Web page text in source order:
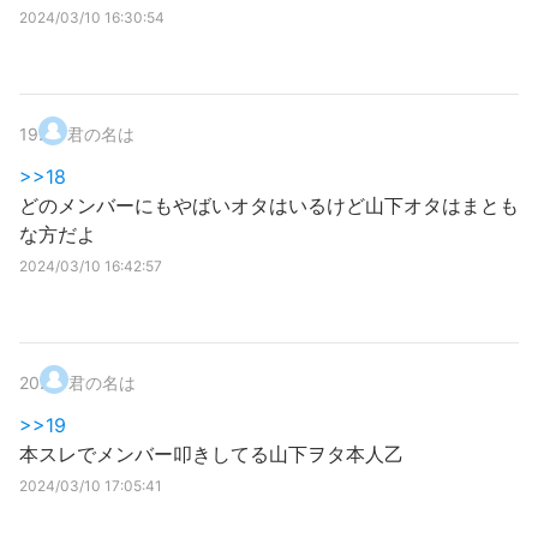
2024/03/10 16:30:54
19. 君の名は
>>18
どのメンバーにもやばいオタはいるけど山下オタはまとも
な方だよ
2024/03/10 16:42:57
20. 君の名は
>>19
本スレでメンバー叩きしてる山下ヲタ本人乙
2024/03/10 17:05:41